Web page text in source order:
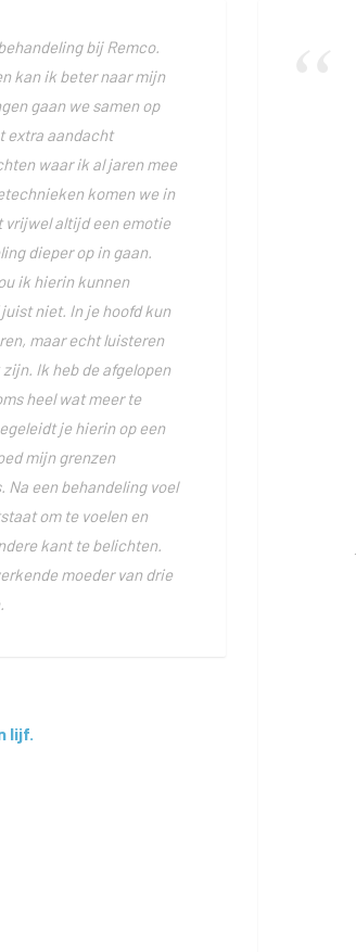
bij Remco.
kan ik beter naar mijn
gaan we samen op
extra aandacht
waar ik al jaren mee
komen we in
vrijwel altijd een emotie
dieper op in gaan.
ik hierin kunnen
niet. In je hoofd kun
maar echt luisteren
Ik heb de afgelopen
heel wat meer te
je hierin op een
mijn grenzen
Na een behandeling voel
om te voelen en
kant te belichten.
moeder van drie
lijf.